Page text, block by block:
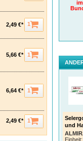
So
und
Einheit:
2,49 €* 1
5,66 €* 1
6,64 €* 1
2,49 €* 1